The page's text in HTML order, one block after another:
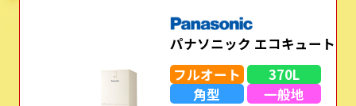
パナソニック エコキュート
フルオート
370L
角型
一般地